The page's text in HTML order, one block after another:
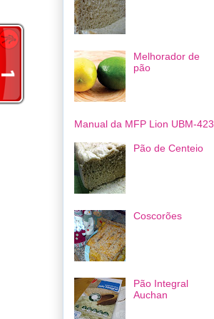
Melhorador de
pão
Manual da MFP Lion UBM-423
Pão de Centeio
Coscorões
Pão Integral
Auchan